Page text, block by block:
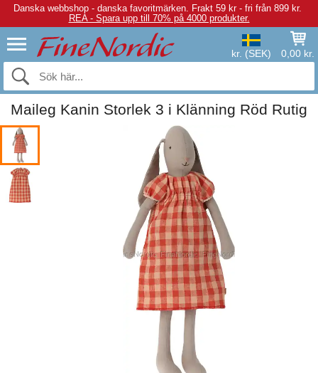
Danska webbshop - danska favoritmärken. Frakt 59 kr - fri från 899 kr.
REA - Spara upp till 70% på 4000 produkter.
kr. (SEK) 0,00 kr.
Maileg Kanin Storlek 3 i Klänning Röd Rutig